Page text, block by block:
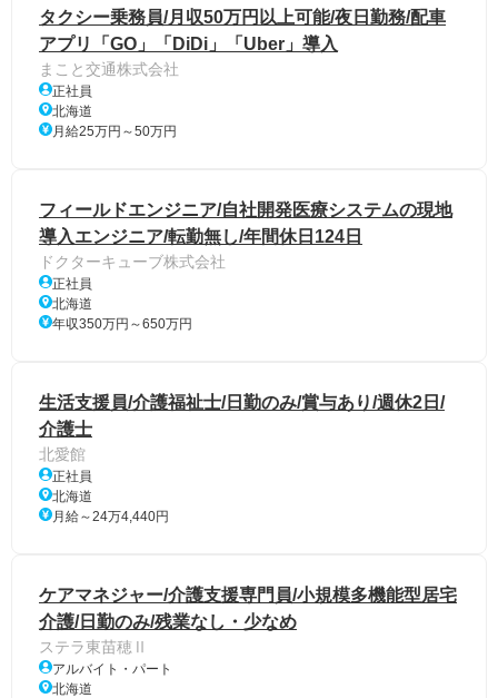
タクシー乗務員/月収50万円以上可能/夜日勤務/配車
アプリ「GO」「DiDi」「Uber」導入
まこと交通株式会社
正社員
北海道
月給25万円～50万円
フィールドエンジニア/自社開発医療システムの現地
導入エンジニア/転勤無し/年間休日124日
ドクターキューブ株式会社
正社員
北海道
年収350万円～650万円
生活支援員/介護福祉士/日勤のみ/賞与あり/週休2日/
介護士
北愛館
正社員
北海道
月給～24万4,440円
ケアマネジャー/介護支援専門員/小規模多機能型居宅
介護/日勤のみ/残業なし・少なめ
ステラ東苗穂Ⅱ
アルバイト・パート
北海道